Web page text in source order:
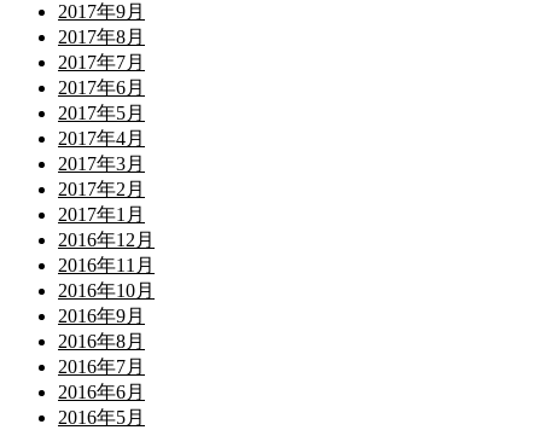
2017年9月
2017年8月
2017年7月
2017年6月
2017年5月
2017年4月
2017年3月
2017年2月
2017年1月
2016年12月
2016年11月
2016年10月
2016年9月
2016年8月
2016年7月
2016年6月
2016年5月